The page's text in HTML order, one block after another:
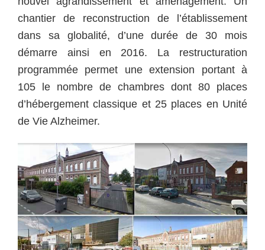
chantier de reconstruction de l’établissement
dans sa globalité, d’une durée de 30 mois
démarre ainsi en 2016. La restructuration
programmée permet une extension portant à
105 le nombre de chambres dont 80 places
d’hébergement classique et 25 places en Unité
de Vie Alzheimer.